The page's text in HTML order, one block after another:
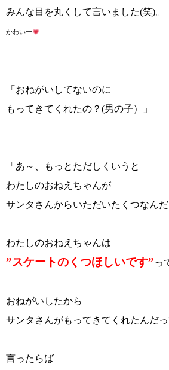
みんな目を丸くして言いました(笑)。
かわいー
「おねがいしてないのに
もってきてくれたの？(男の子）」
「あ～、もっとただしくいうと
わたしのおねえちゃんが
サンタさんからいただいたくつなん
わたしのおねえちゃんは
”スケートのくつほしいです”っ
おねがいしたから
サンタさんがもってきてくれたんだ
言ったらば